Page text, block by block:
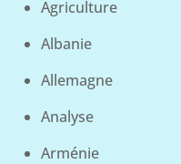
Agriculture
Albanie
Allemagne
Analyse
Arménie